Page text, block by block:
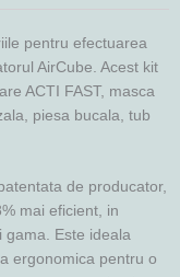
pentru efectuarea
AirCube. Acest kit
ACTI FAST, masca
piesa bucala, tub
de producator,
mai eficient, in
gama. Este ideala
ergonomica pentru o